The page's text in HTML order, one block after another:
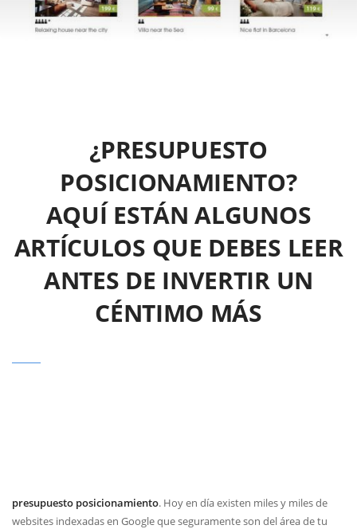
¿PRESUPUESTO
POSICIONAMIENTO?
AQUÍ ESTÁN ALGUNOS
ARTÍCULOS QUE DEBES LEER
ANTES DE INVERTIR UN
CÉNTIMO MÁS
presupuesto posicionamiento. Hoy en día existen miles y miles de
websites indexadas en Google que seguramente son del área de tu